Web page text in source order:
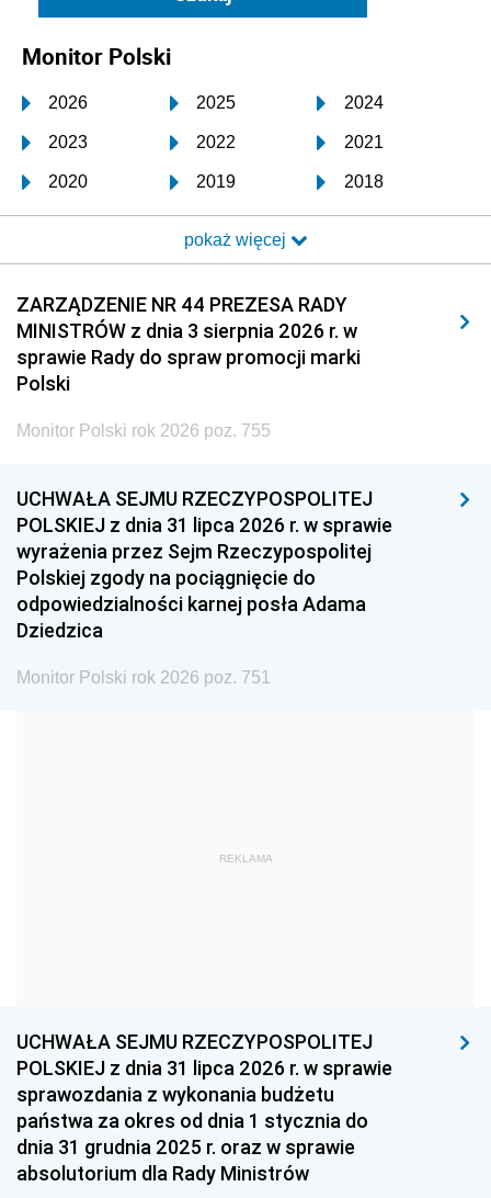
Monitor Polski
2026 2025 2024
2023 2022 2021
2020 2019 2018
2017 2016 2015
2014 2013 2012
2011 2010 2009
2008 2007 2006
2005
1996 1995 1994
1993 1992 1991
1990 1989
1987 1986 1985
1968
1954 1953 1952
1951 1950
1948 1947 1946
1939 1938
pokaż więcej
ZARZĄDZENIE NR 44 PREZESA RADY
MINISTRÓW z dnia 3 sierpnia 2026 r. w
sprawie Rady do spraw promocji marki
Polski
Monitor Polski rok 2026 poz. 755
UCHWAŁA SEJMU RZECZYPOSPOLITEJ
POLSKIEJ z dnia 31 lipca 2026 r. w sprawie
wyrażenia przez Sejm Rzeczypospolitej
Polskiej zgody na pociągnięcie do
odpowiedzialności karnej posła Adama
Dziedzica
Monitor Polski rok 2026 poz. 751
REKLAMA
UCHWAŁA SEJMU RZECZYPOSPOLITEJ
POLSKIEJ z dnia 31 lipca 2026 r. w sprawie
sprawozdania z wykonania budżetu
państwa za okres od dnia 1 stycznia do
dnia 31 grudnia 2025 r. oraz w sprawie
absolutorium dla Rady Ministrów